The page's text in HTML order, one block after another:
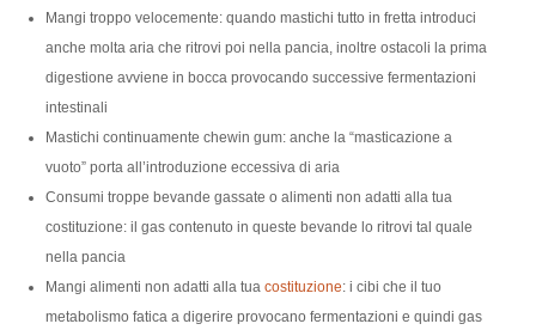
Mangi troppo velocemente: quando mastichi tutto in fretta introduci
anche molta aria che ritrovi poi nella pancia, inoltre ostacoli la prima
digestione avviene in bocca provocando successive fermentazioni
intestinali
Mastichi continuamente chewin gum: anche la “masticazione a
vuoto” porta all’introduzione eccessiva di aria
Consumi troppe bevande gassate o alimenti non adatti alla tua
costituzione: il gas contenuto in queste bevande lo ritrovi tal quale
nella pancia
Mangi alimenti non adatti alla tua costituzione: i cibi che il tuo
metabolismo fatica a digerire provocano fermentazioni e quindi gas